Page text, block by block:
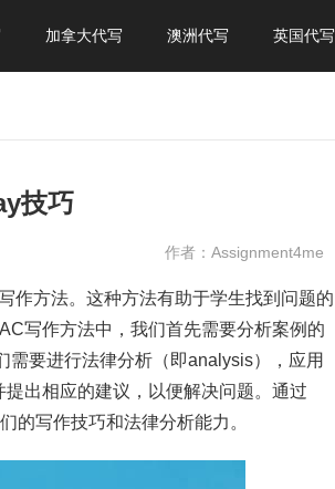
加拿大代写 澳洲代写 英国代写
技巧
作者：Assignment4me
作方法。这种方法有助于学生找到问题的
写作方法中，我们首先需要分析案例的
要进行法律分析（即analysis），应用
出相应的建议，以便解决问题。通过
的写作技巧和法律分析能力。